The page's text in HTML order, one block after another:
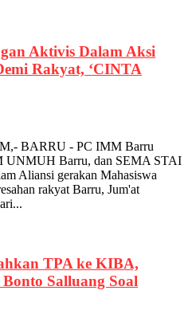
Aktivis Dalam Aksi
Rakyat, ‘CINTA
BARRU - PC IMM Barru
UNMUH Barru, dan SEMA STAI
Aliansi gerakan Mahasiswa
rakyat Barru, Jum'at
TPA ke KIBA,
Salluang Soal